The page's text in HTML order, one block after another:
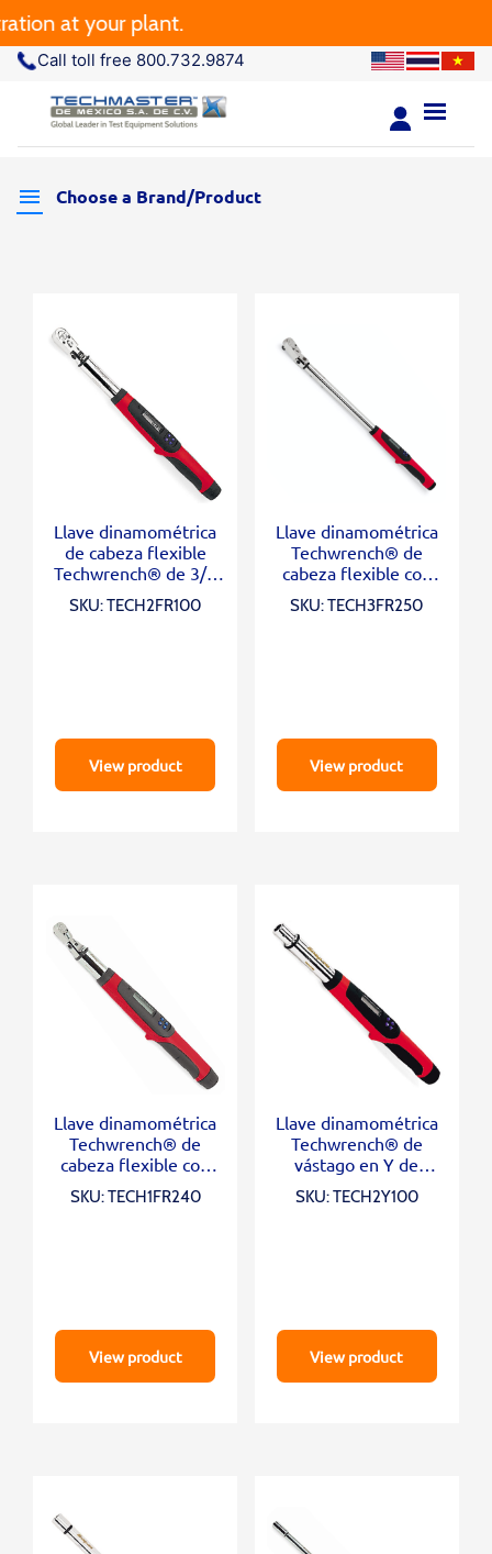
at your plant.
Call toll free 800.732.9874
Llave dinamométrica
de cabeza flexible
Techwrench® de 3/8
SKU: TECH2FR100
View product
Llave dinamométrica
Techwrench® de
cabeza flexible con
“(25-250 ft-lb)
SKU: TECH3FR250
View product
Llave dinamométrica
Techwrench® de
cabeza flexible con
“(1–20 ft-lb)
SKU: TECH1FR240
View product
Llave dinamométrica
Techwrench® de
vástago en Y de
(5-100 ft-lb)
SKU: TECH2Y100
View product
Choose a Brand/Product